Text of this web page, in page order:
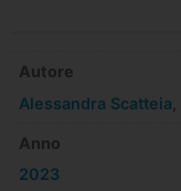
Autore
Alessandra Scatteia
Anno
2023